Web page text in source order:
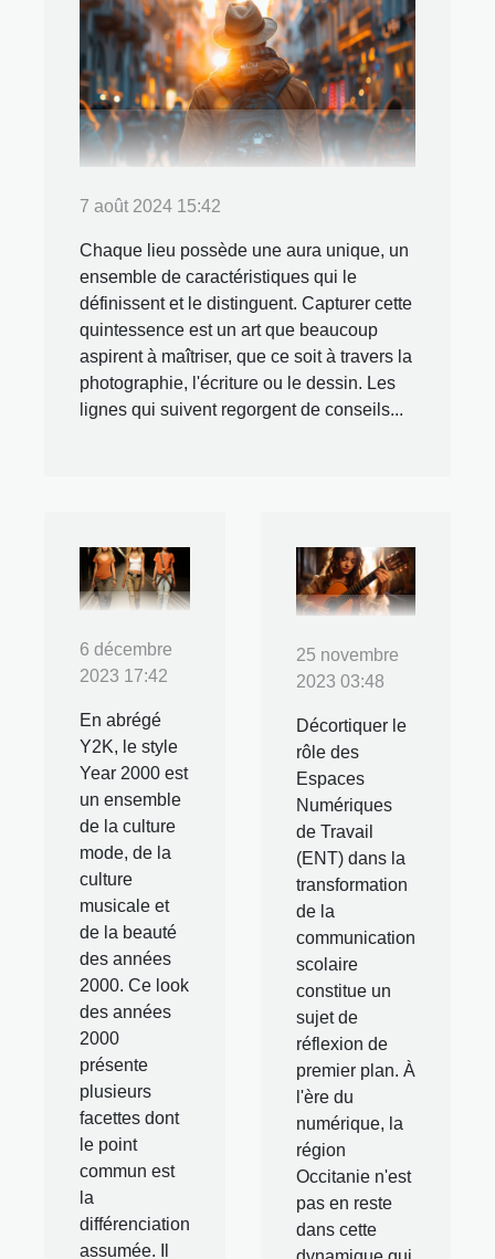
7 août 2024 15:42
Chaque lieu possède une aura unique, un
ensemble de caractéristiques qui le
définissent et le distinguent. Capturer cette
quintessence est un art que beaucoup
aspirent à maîtriser, que ce soit à travers la
photographie, l'écriture ou le dessin. Les
lignes qui suivent regorgent de conseils...
6 décembre
2023 17:42
En abrégé
Y2K, le style
Year 2000 est
un ensemble
de la culture
mode, de la
culture
musicale et
de la beauté
des années
2000. Ce look
des années
2000
présente
plusieurs
facettes dont
le point
commun est
la
différenciation
assumée. Il
25 novembre
2023 03:48
Décortiquer le
rôle des
Espaces
Numériques
de Travail
(ENT) dans la
transformation
de la
communication
scolaire
constitue un
sujet de
réflexion de
premier plan. À
l'ère du
numérique, la
région
Occitanie n'est
pas en reste
dans cette